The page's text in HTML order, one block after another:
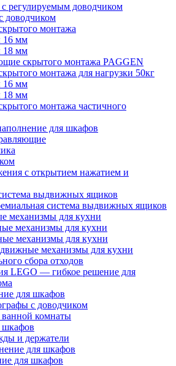
регулируемым доводчиком
доводчиком
монтажа
16 мм
18 мм
скрытого монтажа PAGGEN
монтажа для нагрузки 50кг
16 мм
18 мм
монтажа частичного
для шкафов
с открытием нажатием и
выдвижных ящиков
система выдвижных ящиков
механизмы для кухни
механизмы для кухни
механизмы для кухни
механизмы для кухни
сбора отходов
LEGO — гибкое решение для
для шкафов
с доводчиком
комнаты
шкафов
и держатели
для шкафов
для шкафов